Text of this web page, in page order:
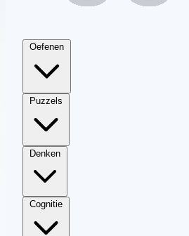
Oefenen
Puzzels
Denken
Cognitie